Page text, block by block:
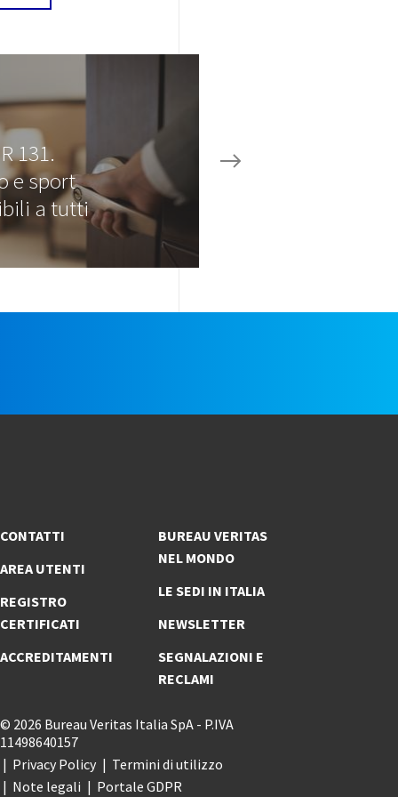
131.
e sport
a tutti
CONTATTI
AREA UTENTI
REGISTRO
CERTIFICATI
ACCREDITAMENTI
BUREAU VERITAS
NEL MONDO
LE SEDI IN ITALIA
NEWSLETTER
SEGNALAZIONI E
RECLAMI
© 2026 Bureau Veritas Italia SpA - P.IVA
11498640157
Privacy Policy
Termini di utilizzo
Note legali
Portale GDPR